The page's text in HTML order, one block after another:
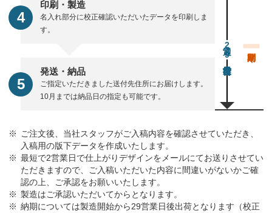
印刷・製造
名入れ部分に校正確認いただいたデータを印刷しま
す。
発送・納品
ご指定いただきました送付先住所にお届けします。
10月までは納品日の指定も可能です。
通常29営業日後出荷
ご注文後、当社スタッフがご入稿内容を確認させていただき、
入稿用の版下データを作成いたします。
最短で2営業日で仕上がりデザインをメールにてお送りさせてい
ただきますので、ご入稿いただいた内容に間違いがないかご確
認の上、ご承認をお願いいたします。
製造はご承認いただいてからとなります。
納期については製造開始から29営業日後出荷となります（校正